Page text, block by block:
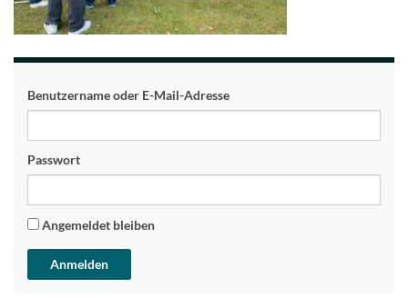
Benutzername oder E-Mail-Adresse
Passwort
Angemeldet bleiben